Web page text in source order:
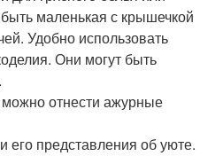
маленькая с крышечкой
Удобно использовать
Они могут быть
отнести ажурные
его представления об уюте.